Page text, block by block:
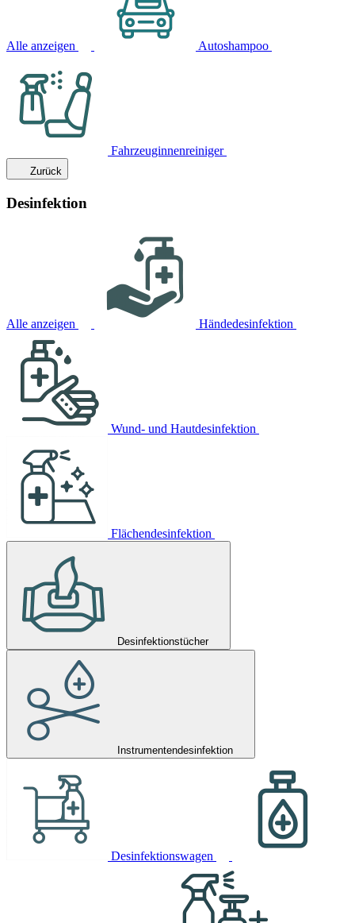
Alle anzeigen Autoshampoo
Fahrzeuginnenreiniger
Zurück
Desinfektion
Alle anzeigen Händedesinfektion
Wund- und Hautdesinfektion
Flächendesinfektion
Desinfektionstücher
Instrumentendesinfektion
Desinfektionswagen